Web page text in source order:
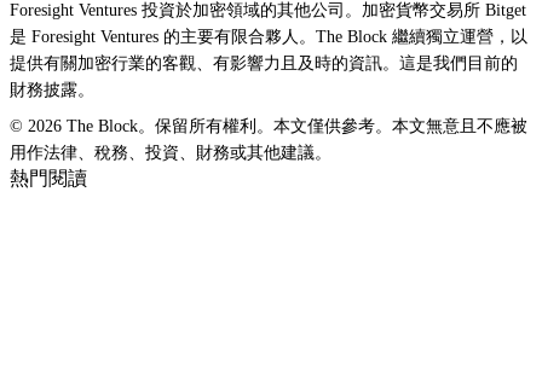
Foresight Ventures 投資於加密領域的其他公司。加密貨幣交易所 Bitget
是 Foresight Ventures 的主要有限合夥人。The Block 繼續獨立運營，以
提供有關加密行業的客觀、有影響力且及時的資訊。這是我們目前的
財務披露。
© 2026 The Block。保留所有權利。本文僅供參考。本文無意且不應被
用作法律、稅務、投資、財務或其他建議。
熱門閱讀